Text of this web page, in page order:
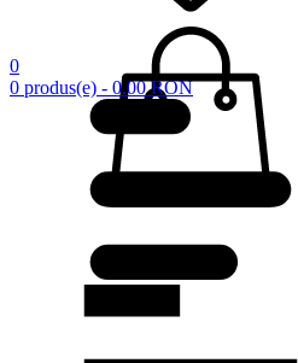
0
0 produs(e) - 0.00 RON